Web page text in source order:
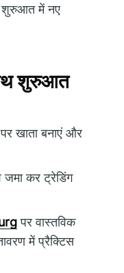
शुरुआत में नए
शुरुआत
पर खाता बनाएं और
जमा कर ट्रेडिंग
पर वास्तविक
में प्रैक्टिस